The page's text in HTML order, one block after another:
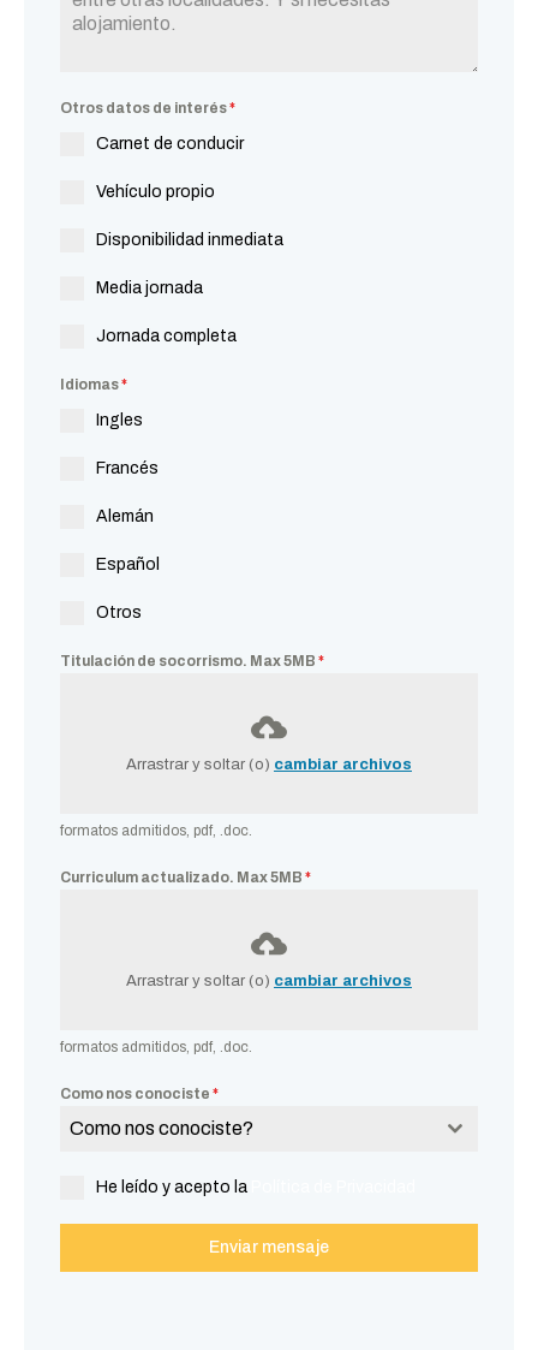
Otros datos de interés*
Carnet de conducir
Vehículo propio
Disponibilidad inmediata
Media jornada
Jornada completa
Idiomas*
Ingles
Francés
Alemán
Español
Otros
Titulación de socorrismo. Max 5MB *
Arrastrar y soltar (o) cambiar archivos
formatos admitidos, pdf, .doc.
Curriculum actualizado. Max 5MB *
Arrastrar y soltar (o) cambiar archivos
formatos admitidos, pdf, .doc.
Como nos conociste *
Como nos conociste?
He leído y acepto la
Enviar mensaje